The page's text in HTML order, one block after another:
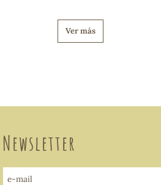
Ver más
Newsletter
e-mail